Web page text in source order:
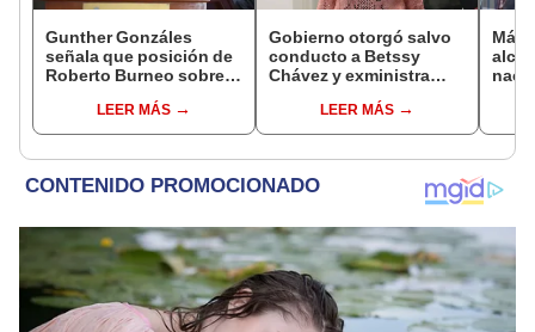
Gunther Gonzáles
señala que posición de
Roberto Burneo sobre
Aliaga no representan al
JNE
LEER MÁS
Gobierno otorgó salvo
conducto a Betssy
Chávez y exministra
madrugadaLEER MÁS
Más